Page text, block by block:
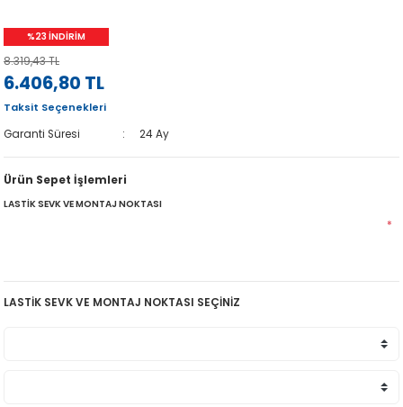
%23 İNDİRİM
8.319,43 TL
6.406,80 TL
Taksit Seçenekleri
Garanti Süresi
24 Ay
Ürün Sepet İşlemleri
LASTİK SEVK VE MONTAJ NOKTASI
*
LASTİK SEVK VE MONTAJ NOKTASI SEÇİNİZ